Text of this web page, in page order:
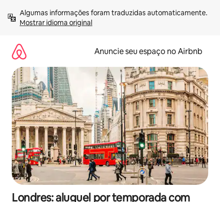
para
Mostrar idioma original
Anuncie seu espaço no Airbnb
Londres: aluguel por temporada com